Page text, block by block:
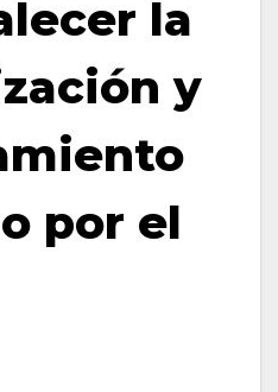
la
y
por el